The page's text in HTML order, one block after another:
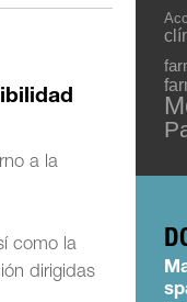
a la
como la
dirigidas